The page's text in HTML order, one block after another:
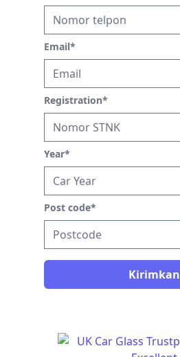
Email*
Registration*
Year*
Post code*
Kirimkan